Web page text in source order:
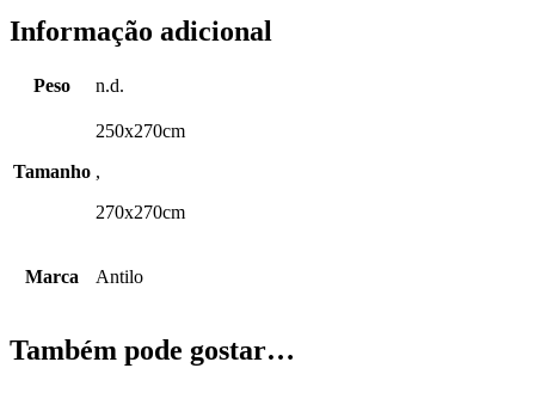
Informação adicional
Peso n.d.
Tamanho
250x270cm
,
270x270cm
Marca Antilo
Também pode gostar…